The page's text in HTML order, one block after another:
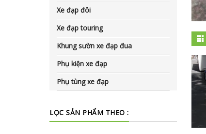
Xe đạp đôi
Xe đạp touring
Khung sườn xe đạp đua
Phụ kiện xe đạp
Phụ tùng xe đạp
LỌC SẢN PHẨM THEO :